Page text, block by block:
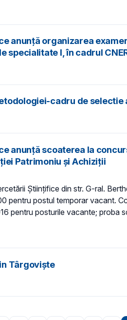
anunță organizarea
I, în cadrul
cadru de
anunță scoaterea la
Patrimoniu și Achiziții
Științifice din str. G-ral.
pentru postul temporar vacant.
pentru posturile vacante; proba
Târgoviște